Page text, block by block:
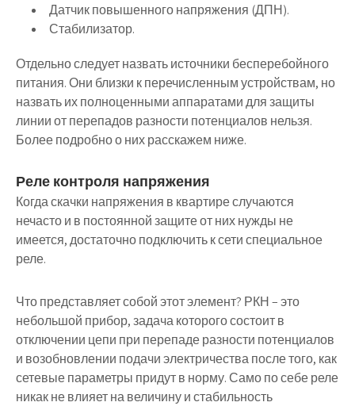
Датчик повышенного напряжения (ДПН).
Стабилизатор.
Отдельно следует назвать источники бесперебойного
питания. Они близки к перечисленным устройствам, но
назвать их полноценными аппаратами для защиты
линии от перепадов разности потенциалов нельзя.
Более подробно о них расскажем ниже.
Реле контроля напряжения
Когда скачки напряжения в квартире случаются
нечасто и в постоянной защите от них нужды не
имеется, достаточно подключить к сети специальное
реле.
Что представляет собой этот элемент? РКН – это
небольшой прибор, задача которого состоит в
отключении цепи при перепаде разности потенциалов
и возобновлении подачи электричества после того, как
сетевые параметры придут в норму. Само по себе реле
никак не влияет на величину и стабильность